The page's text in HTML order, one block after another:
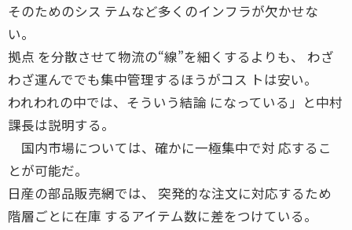
そのためのシス テムなど多くのインフラが欠かせな
い。
拠点 を分散させて物流の“線”を細くするよりも、 わざ
わざ運んででも集中管理するほうがコス トは安い。
われわれの中では、そういう結論 になっている」と中村
課長は説明する。
国内市場については、確かに一極集中で対 応するこ
とが可能だ。
日産の部品販売網では、 突発的な注文に対応するため
階層ごとに在庫 するアイテム数に差をつけている。